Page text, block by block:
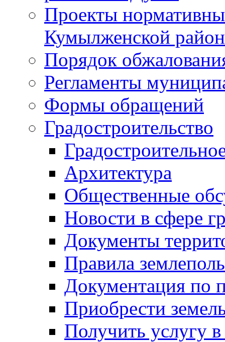
Проекты
Кумылженской
Порядок
Регламенты
Формы обращений
Градостроительство
Архитектура
Общественные
Новости в сфере
Документы
Правила
Документация по
Приобрести
Получить услугу в